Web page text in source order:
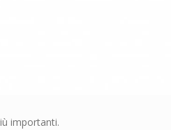
importanti.